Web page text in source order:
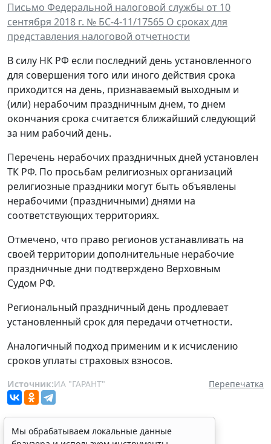
Письмо Федеральной налоговой службы от 10
сентября 2018 г. № БС-4-11/17565 О сроках для
представления налоговой отчетности
В силу НК РФ если последний день установленного
для совершения того или иного действия срока
приходится на день, признаваемый выходным и
(или) нерабочим праздничным днем, то днем
окончания срока считается ближайший следующий
за ним рабочий день.
Перечень нерабочих праздничных дней установлен
ТК РФ. По просьбам религиозных организаций
религиозные праздники могут быть объявлены
нерабочими (праздничными) днями на
соответствующих территориях.
Отмечено, что право регионов устанавливать на
своей территории дополнительные нерабочие
праздничные дни подтверждено Верховным
Судом РФ.
Региональный праздничный день продлевает
установленный срок для передачи отчетности.
Аналогичный подход применим и к исчислению
сроков уплаты страховых взносов.
Источник:ИА "ГАРАНТ" Перепечатка
Мы обрабатываем локальные данные